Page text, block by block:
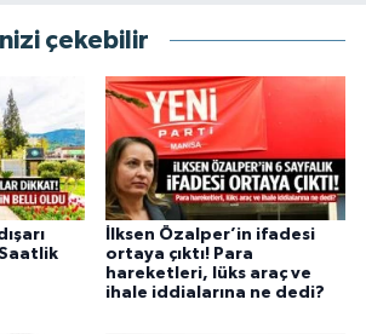
çekebilir
İlksen Özalper’in ifadesi
ortaya çıktı! Para
hareketleri, lüks araç ve
ihale iddialarına ne dedi?